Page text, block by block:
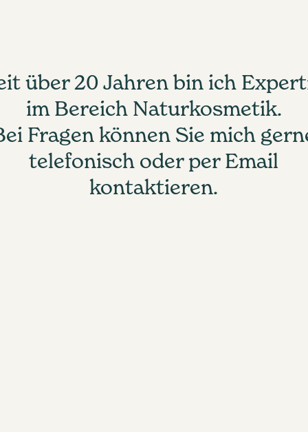
über 20 Jahren bin ich
im Bereich Naturkosmetik.
Fragen können Sie mich
telefonisch oder per Email
kontaktieren.